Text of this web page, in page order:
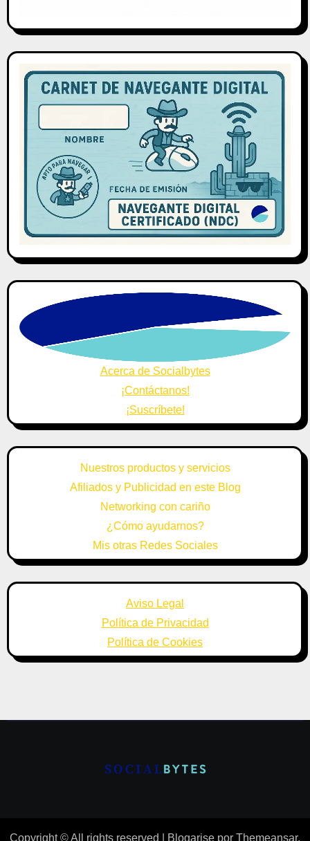
Acerca de Socialbytes
¡Contáctanos!
¡Suscríbete!
Nuestros productos y servicios
Afiliados y Publicidad en este Blog
Networking con cariño
¿Cómo ayudarnos?
Mis otras Redes Sociales
Aviso Legal
Política de Privacidad
Política de Cookies
Copyright © All rights reserved Blogarise por Themeansar.